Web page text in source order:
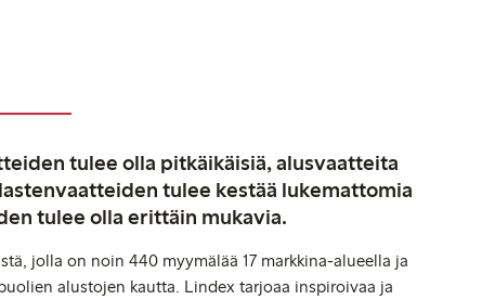
tulee olla pitkäikäisiä, alusvaatteita
tulee kestää lukemattomia
tulee olla erittäin mukavia.
jolla on noin 440 myymälää 17 markkina-alueella ja
alustojen kautta. Lindex tarjoaa inspiroivaa ja